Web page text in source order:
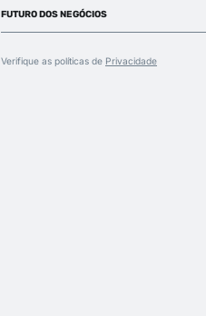
FUTURO DOS NEGÓCIOS
Verifique as políticas de Privacidade